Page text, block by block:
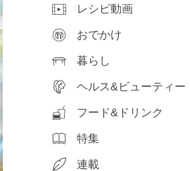
レシピ動画
おでかけ
暮らし
ヘルス&ビューティー
フード&ドリンク
特集
連載